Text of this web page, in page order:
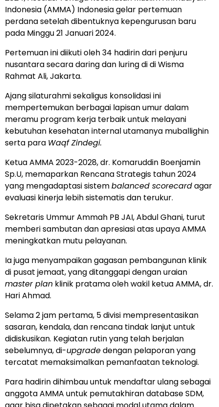
Indonesia (AMMA) Indonesia gelar pertemuan
perdana setelah dibentuknya kepengurusan baru
pada Minggu 21 Januari 2024.
Pertemuan ini diikuti oleh 34 hadirin dari penjuru
nusantara secara daring dan luring di di Wisma
Rahmat Ali, Jakarta.
Ajang silaturahmi sekaligus konsolidasi ini
mempertemukan berbagai lapisan umur dalam
meramu program kerja terbaik untuk melayani
kebutuhan kesehatan internal utamanya muballighin
serta para Waqf Zindegi.
Ketua AMMA 2023-2028, dr. Komaruddin Boenjamin
Sp.U, memaparkan Rencana Strategis tahun 2024
yang mengadaptasi sistembalanced scorecardagar
evaluasi kinerja lebih sistematis dan terukur.
Sekretaris Ummur Ammah PB JAI, Abdul Ghani, turut
memberi sambutan dan apresiasi atas upaya AMMA
meningkatkan mutu pelayanan.
Ia juga menyampaikan gagasan pembangunan klinik
di pusat jemaat, yang ditanggapi dengan uraian
master plan klinik pratama oleh wakil ketua AMMA, dr.
Hari Ahmad.
Selama 2 jam pertama, 5 divisi mempresentasikan
sasaran, kendala, dan rencana tindak lanjut untuk
didiskusikan. Kegiatan rutin yang telah berjalan
sebelumnya, di-upgradedengan pelaporan yang
tercatat memaksimalkan pemanfaatan teknologi.
Para hadirin dihimbau untuk mendaftar ulang sebagai
anggota AMMA untuk pemutakhiran database SDM,